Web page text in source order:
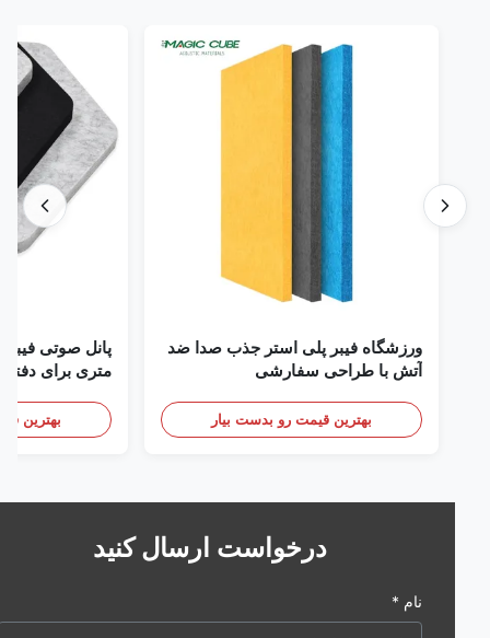
ورزشگاه فیبر پلی استر جذب صدا ضد
آتش با طراحی سفارشی
بهترین قیمت رو بدست بیار
متری برای دفتر خانه
بهترین قیمت
درخواست ارسال کنید